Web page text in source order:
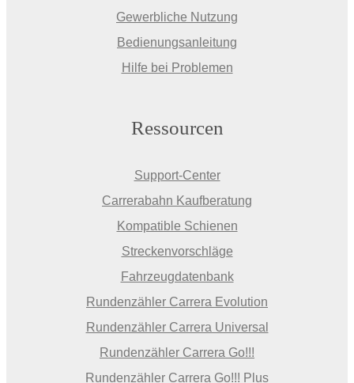
Gewerbliche Nutzung
Bedienungsanleitung
Hilfe bei Problemen
Ressourcen
Support-Center
Carrerabahn Kaufberatung
Kompatible Schienen
Streckenvorschläge
Fahrzeugdatenbank
Rundenzähler Carrera Evolution
Rundenzähler Carrera Universal
Rundenzähler Carrera Go!!!
Rundenzähler Carrera Go!!! Plus